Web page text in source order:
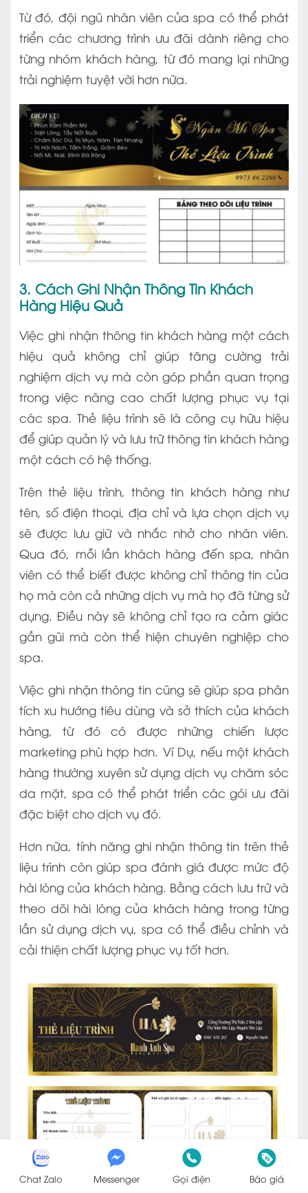
Từ đó, đội ngũ nhân viên của spa có thể phát
triển các chương trình ưu đãi dành riêng cho
từng nhóm khách hàng, từ đó mang lại những
trải nghiệm tuyệt vời hơn nữa.
3. Cách Ghi Nhận Thông Tin Khách
Hàng Hiệu Quả
Việc ghi nhận thông tin khách hàng một cách
hiệu quả không chỉ giúp tăng cường trải
nghiệm dịch vụ mà còn góp phần quan trọng
trong việc nâng cao chất lượng phục vụ tại
các spa. Thẻ liệu trình sẽ là công cụ hữu hiệu
để giúp quản lý và lưu trữ thông tin khách hàng
một cách có hệ thống.
Trên thẻ liệu trình, thông tin khách hàng như
tên, số điện thoại, địa chỉ và lựa chọn dịch vụ
sẽ được lưu giữ và nhắc nhở cho nhân viên.
Qua đó, mỗi lần khách hàng đến spa, nhân
viên có thể biết được không chỉ thông tin của
họ mà còn cả những dịch vụ mà họ đã từng sử
dụng. Điều này sẽ không chỉ tạo ra cảm giác
gần gũi mà còn thể hiện chuyên nghiệp cho
spa.
Việc ghi nhận thông tin cũng sẽ giúp spa phân
tích xu hướng tiêu dùng và sở thích của khách
hàng, từ đó có được những chiến lược
marketing phù hợp hơn. Ví Dụ, nếu một khách
hàng thường xuyên sử dụng dịch vụ chăm sóc
da mặt, spa có thể phát triển các gói ưu đãi
đặc biệt cho dịch vụ đó.
Hơn nữa, tính năng ghi nhận thông tin trên thẻ
liệu trình còn giúp spa đánh giá được mức độ
hài lòng của khách hàng. Bằng cách lưu trữ và
theo dõi hài lòng của khách hàng trong từng
lần sử dụng dịch vụ, spa có thể điều chỉnh và
cải thiện chất lượng phục vụ tốt hơn.
Chat Zalo Messenger Gọi điện Báo giá